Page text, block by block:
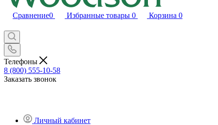
Сравнение0 Избранные товары 0 Корзина 0
Телефоны
8 (800) 555-10-58
Заказать звонок
Личный кабинет